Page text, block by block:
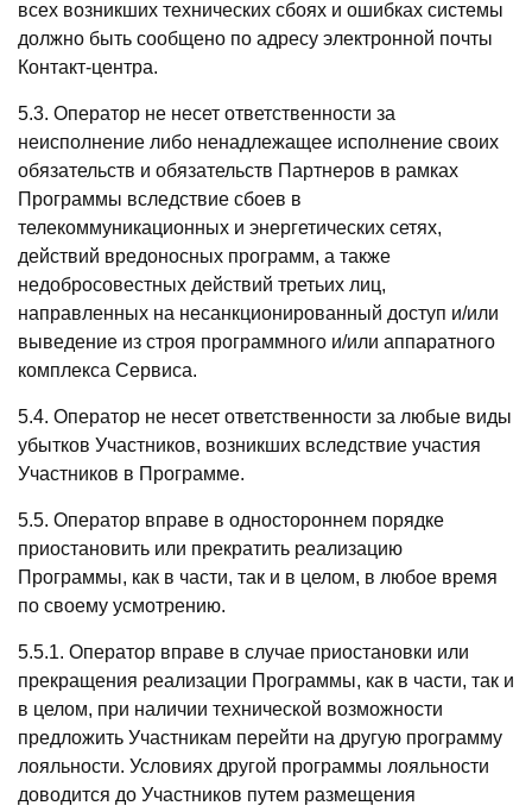
всех возникших технических сбоях и ошибках системы
должно быть сообщено по адресу электронной почты
Контакт-центра.
5.3. Оператор не несет ответственности за
неисполнение либо ненадлежащее исполнение своих
обязательств и обязательств Партнеров в рамках
Программы вследствие сбоев в
телекоммуникационных и энергетических сетях,
действий вредоносных программ, а также
недобросовестных действий третьих лиц,
направленных на несанкционированный доступ и/или
выведение из строя программного и/или аппаратного
комплекса Сервиса.
5.4. Оператор не несет ответственности за любые виды
убытков Участников, возникших вследствие участия
Участников в Программе.
5.5. Оператор вправе в одностороннем порядке
приостановить или прекратить реализацию
Программы, как в части, так и в целом, в любое время
по своему усмотрению.
5.5.1. Оператор вправе в случае приостановки или
прекращения реализации Программы, как в части, так и
в целом, при наличии технической возможности
предложить Участникам перейти на другую программу
лояльности. Условиях другой программы лояльности
доводится до Участников путем размещения